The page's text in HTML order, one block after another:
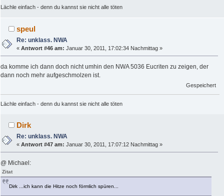
Lächle einfach - denn du kannst sie nicht alle töten
speul
Re: unklass. NWA
«Antwort #46 am: Januar 30, 2011, 17:02:34 Nachmittag »
da komme ich dann doch nicht umhin den NWA 5036 Eucriten zu zeigen, der
dann noch mehr aufgeschmolzen ist.
Gespeichert
Lächle einfach - denn du kannst sie nicht alle töten
Dirk
Re: unklass. NWA
«Antwort #47 am: Januar 30, 2011, 17:07:12 Nachmittag »
@ Michael:
Zitat
Dirk ...ich kann die Hitze noch förmlich spüren...